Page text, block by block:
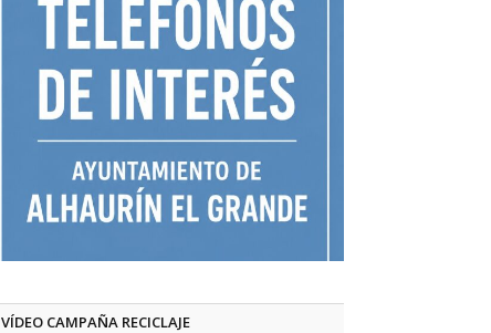
VÍDEO CAMPAÑA RECICLAJE